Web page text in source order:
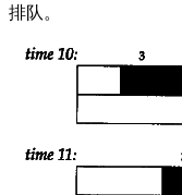
排队。